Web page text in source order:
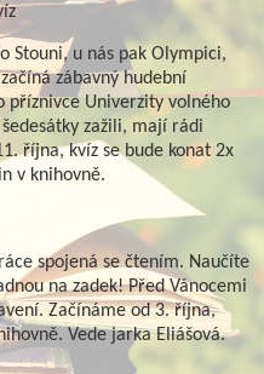
Stouni, u nás pak Olympici,
zábavný hudební
příznivce Univerzity volného
zažili, mají rádi
října, kvíz se bude konat 2x
v knihovně.
spojená se čtením. Naučíte
na zadek! Před Vánocemi
Začínáme od 3. října,
Vede jarka Eliášová.